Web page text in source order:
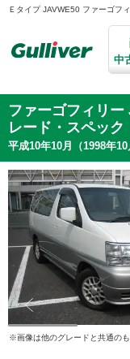
Ｅタイプ JAVWE50 ファーゴフ
中
ファーゴフィリ
レード・スペック
平成10年10月（1998年10
画像は他のグレードと共通の